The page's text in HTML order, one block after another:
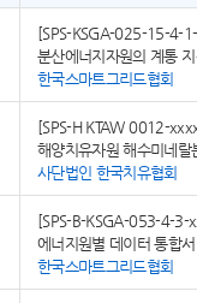
[SPS-KSGA-025-15-4-
분산에너지자원의 계통
한국스마트그리드협회
[SPS-H KTAW 0012-
해양치유자원 해수미네랄
사단법인 한국치유협회
[SPS-B-KSGA-053-4-3-
에너지원별 데이터 통합
한국스마트그리드협회